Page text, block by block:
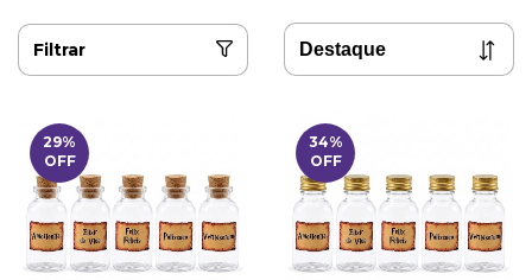
Filtrar
29%
OFF
34%
OFF